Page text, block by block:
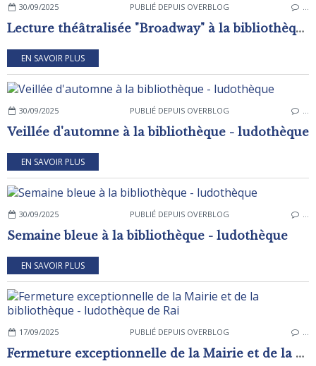
30/09/2025 PUBLIÉ DEPUIS OVERBLOG
Lecture théâtralisée "Broadway" à la bibliothèque - ludothèque
EN SAVOIR PLUS
30/09/2025 PUBLIÉ DEPUIS OVERBLOG
Veillée d'automne à la bibliothèque - ludothèque
EN SAVOIR PLUS
30/09/2025 PUBLIÉ DEPUIS OVERBLOG
Semaine bleue à la bibliothèque - ludothèque
EN SAVOIR PLUS
17/09/2025 PUBLIÉ DEPUIS OVERBLOG
Fermeture exceptionnelle de la Mairie et de la bibliothèque - ludothèque de Rai